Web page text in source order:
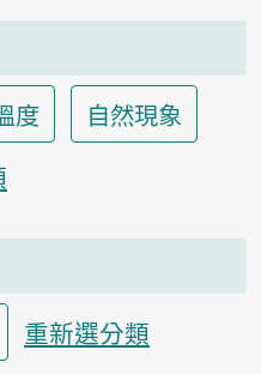
度
自然現象
重新選分類